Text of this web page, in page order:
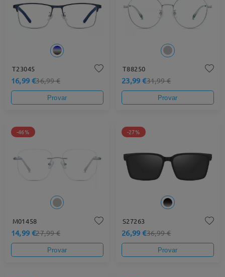
T23045
16,99 €36,99 €
Provar
T88250
23,99 €31,99 €
Provar
-46%
M01458
14,99 €27,99 €
Provar
-27%
S27263
26,99 €36,99 €
Provar